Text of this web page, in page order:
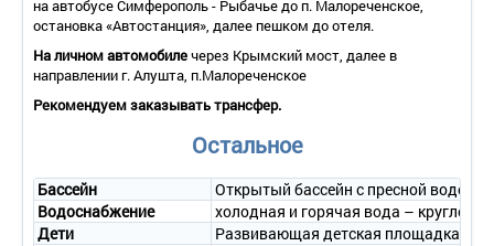
на автобусе Симферополь - Рыбачье до п. Малореченское,
остановка «Автостанция», далее пешком до отеля.
На личном автомобилечерез Крымский мост, далее в
направлении г. Алушта, п.Малореченское
Рекомендуем заказывать трансфер.
Остальное
Бассейн
Открытый бассейн с пресной водой и
Водоснабжение
холодная и горячая вода –
Дети
Развивающая детская площадка,